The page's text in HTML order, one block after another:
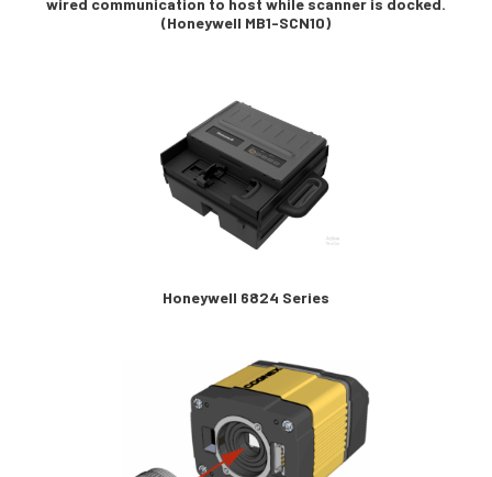
(Honeywell MB1-SCN10)
Honeywell 6824 Series